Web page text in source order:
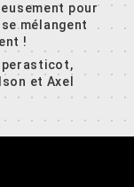
pour
mélangent
!
et Axel